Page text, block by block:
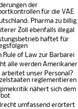
der
für die VAE
Pharma zu billig
Zoll ebenfalls illegal
haftet für
Rule of Law zur Barbarei
alle werden Amerikaner
arbeitet unser Personal?
reglementieren
nähert sich dem
umfassend erörtert